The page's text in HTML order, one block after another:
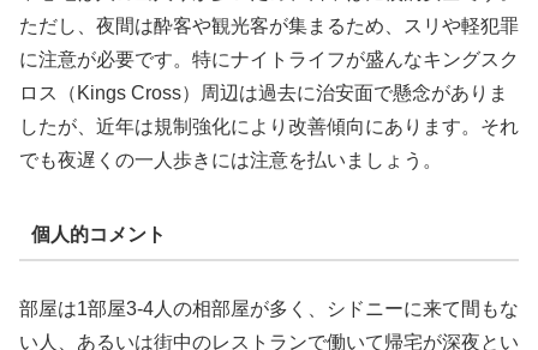
ただし、夜間は酔客や観光客が集まるため、スリや軽犯罪
に注意が必要です。特にナイトライフが盛んなキングスク
ロス（Kings Cross）周辺は過去に治安面で懸念がありま
したが、近年は規制強化により改善傾向にあります。それ
でも夜遅くの一人歩きには注意を払いましょう。
個人的コメント
部屋は1部屋3-4人の相部屋が多く、シドニーに来て間もな
い人、あるいは街中のレストランで働いて帰宅が深夜とい